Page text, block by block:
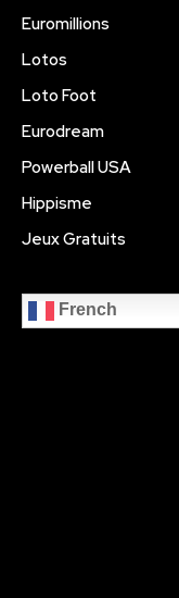
Euromillions
Lotos
Loto Foot
Eurodream
Powerball USA
Hippisme
Jeux Gratuits
French